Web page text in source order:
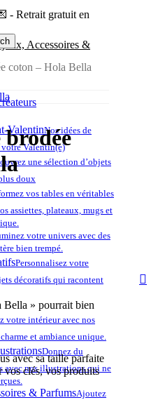
- Retrait gratuit en
ValentinNos idées de
Valentin(e)
une sélection d’objets
doux
vos tables en véritables
assiettes, plateaux, mugs et
votre univers avec des
bien trempé.
Personnalisez votre
décoratifs qui racontent
votre intérieur avec nos
et ambiance unique.
Donnez du
avec nos illustrations qui ne
& ParfumsAjoutez
Accessoires &
coton – Hola Bella
brodée
Bella » pourrait bien
avec sa taille parfaite
clés, vos produits